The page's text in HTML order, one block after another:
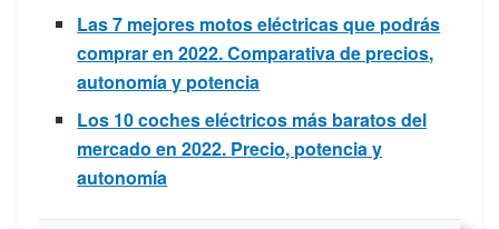
Las 7 mejores motos eléctricas que podrás
comprar en 2022. Comparativa de precios,
autonomía y potencia
Los 10 coches eléctricos más baratos del
mercado en 2022. Precio, potencia y
autonomía